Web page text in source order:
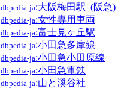
dbpedia-ja:大阪梅田駅_(阪急)
dbpedia-ja:女性専用車両
dbpedia-ja:富士見ヶ丘駅
dbpedia-ja:小田急多摩線
dbpedia-ja:小田急小田原線
dbpedia-ja:小田急電鉄
dbpedia-ja:山と溪谷社